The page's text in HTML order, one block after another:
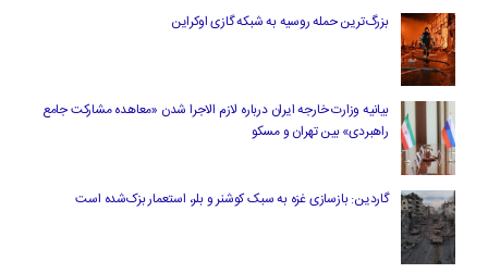
بزرگ‌ترین حمله روسیه به شبکه گازی اوکراین
بیانیه وزارت خارجه ایران درباره لازم‌ الاجرا شدن «معاهده مشارکت جامع
راهبردی» بین تهران و مسکو
گاردین: بازسازی غزه به سبک کوشنر و بلر، استعمار بزک‌شده است